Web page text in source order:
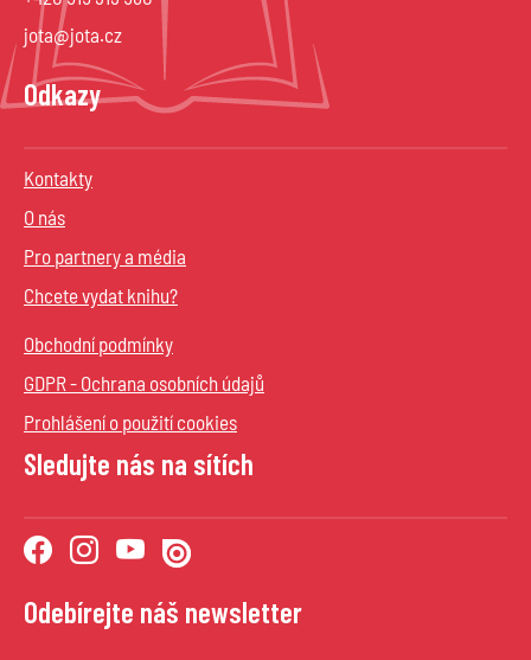
jota@jota.cz
Odkazy
Kontakty
O nás
Pro partnery a média
Chcete vydat knihu?
Obchodní podmínky
GDPR - Ochrana osobních údajů
Prohlášení o použití cookies
Sledujte nás na sítích
Odebírejte náš newsletter